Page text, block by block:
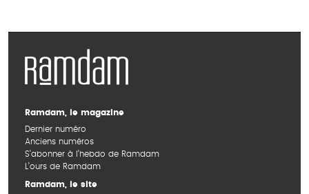
Ramdam, le magazine
Dernier numéro
Anciens numéros
S’abonner à l’hebdo de Ramdam
L’ours de Ramdam
Ramdam, le site